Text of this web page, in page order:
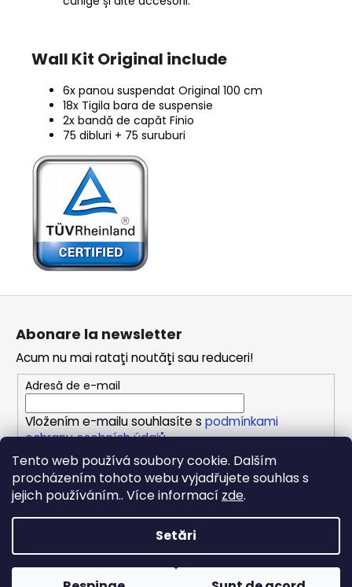
Tento web používá soubory cookie. Dalším
procházením tohoto webu vyjadřujete souhlas s
jejich používáním.. Více informací zde.
Setări
Wall Kit Original include
6x panou suspendat Original 100 cm
18x Tigila bara de suspensie
2x bandă de capăt Finio
75 dibluri + 75 suruburi
Abonare la newsletter
Acum nu mai rataţi noutăţi sau reduceri!
Adresă de e-mail
Vložením e-mailu souhlasíte spodmínkami
ochrany osobních údajů
ABONARE
Drepturi de autor 2026REPONIO. Toate drepturile